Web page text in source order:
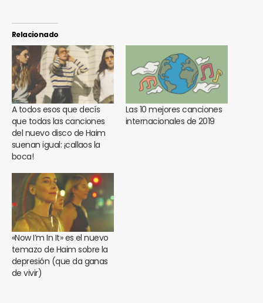
Relacionado
A todos esos que decís
que todas las canciones
del nuevo disco de Haim
suenan igual: ¡callaos la
boca!
Las 10 mejores canciones
internacionales de 2019
«Now I’m In It» es el nuevo
temazo de Haim sobre la
depresión (que da ganas
de vivir)